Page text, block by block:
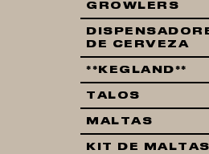
GROWLERS
DE CERVEZA
**KEGLAND**
TALOS
MALTAS
KIT DE MALTAS